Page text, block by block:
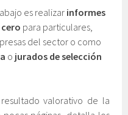
es realizarinformes
para particulares,
del sector o como
o jurados de selección
valorativo de la